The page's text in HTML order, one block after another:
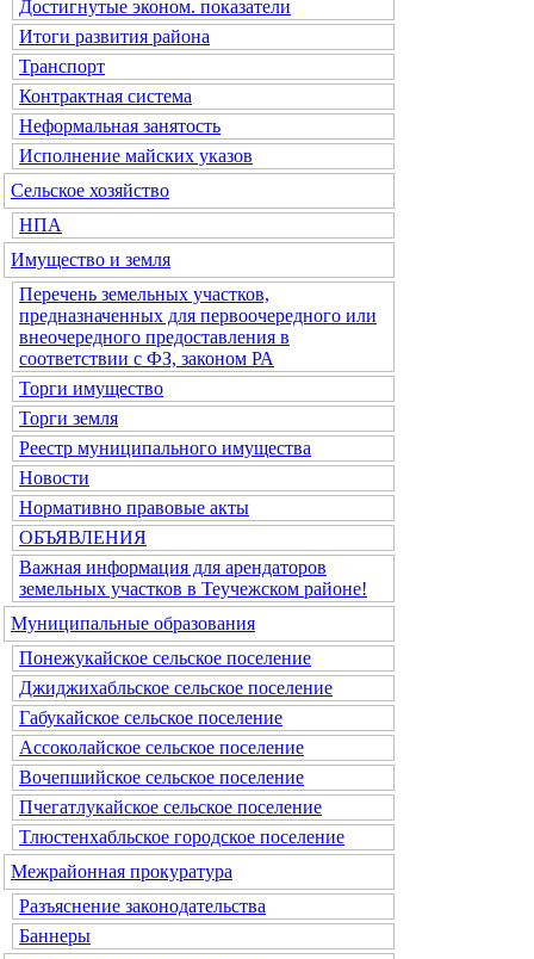
Достигнутые эконом. показатели
Итоги развития района
Транспорт
Контрактная система
Неформальная занятость
Исполнение майских указов
Сельское хозяйство
НПА
Имущество и земля
Перечень земельных участков,
предназначенных для первоочередного или
внеочередного предоставления в
соответствии с ФЗ, законом РА
Торги имущество
Торги земля
Реестр муниципального имущества
Новости
Нормативно правовые акты
ОБЪЯВЛЕНИЯ
Важная информация для арендаторов
земельных участков в Теучежском районе!
Муниципальные образования
Понежукайское сельское поселение
Джиджихабльское сельское поселение
Габукайское сельское поселение
Ассоколайское сельское поселение
Вочепшийское сельское поселение
Пчегатлукайское сельское поселение
Тлюстенхабльское городское поселение
Межрайонная прокуратура
Разъяснение законодательства
Баннеры